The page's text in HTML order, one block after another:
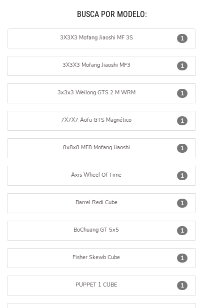
BUSCÁ POR MODELO:
1
3X3X3 Mofang Jiaoshi MF 3S
1
3X3X3 Mofang Jiaoshi MF3
1
3x3x3 Weilong GTS 2 M WRM
1
7X7X7 Aofu GTS Magnético
1
8x8x8 MF8 Mofang Jiaoshi
1
Axis Wheel Of Time
1
Barrel Redi Cube
1
BoChuang GT 5x5
1
Fisher Skewb Cube
1
PUPPET 1 CUBE